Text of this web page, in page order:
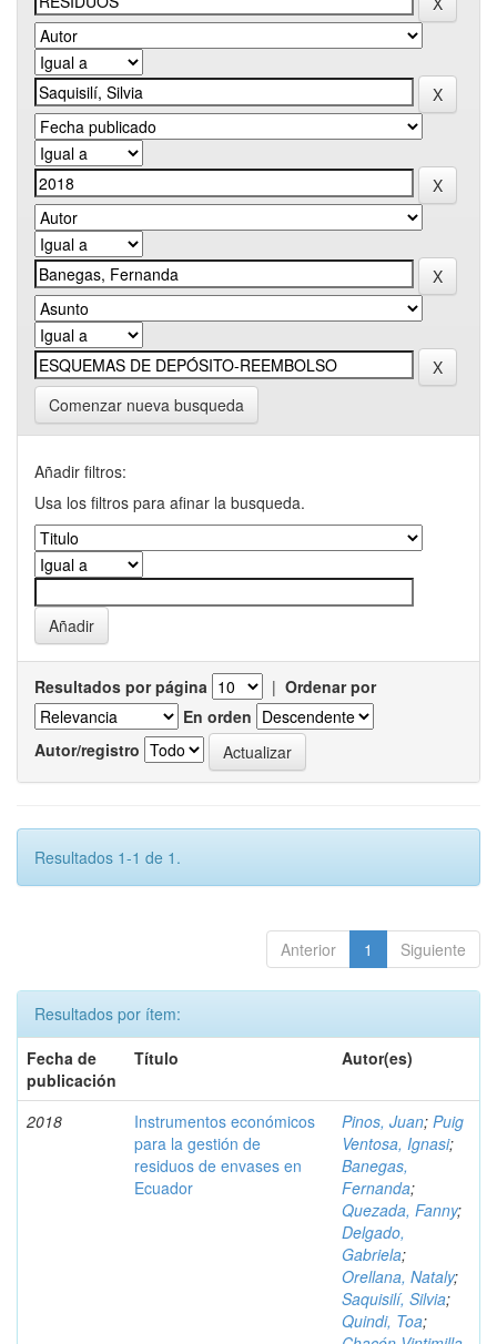
Comenzar nueva busqueda
Añadir filtros:
Usa los filtros para afinar la busqueda.
Resultados por página | Ordenar por
En orden
Autor/registro
Resultados 1-1 de 1.
Anterior 1 Siguiente
Resultados por ítem:
Fecha de
publicación
Título Autor(es)
2018
Instrumentos económicos
para la gestión de
residuos de envases en
Ecuador
Pinos, Juan; Puig
Ventosa, Ignasi;
Banegas,
Fernanda;
Quezada, Fanny;
Delgado,
Gabriela;
Orellana, Nataly;
Saquisilí, Silvia;
Quindi, Toa;